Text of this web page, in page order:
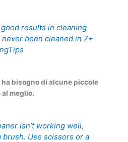
results in cleaning
been cleaned in 7+
bisogno di alcune piccole
meglio.
isn’t working well,
Use scissors or a